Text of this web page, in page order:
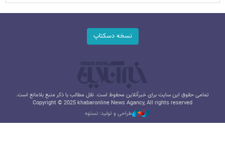
نسخه دسکتاپ
تمامی حقوق این سایت برای خبرآنلاین محفوظ است. نقل مطالب با ذکر منبع بلامانع است.
Copyright © 2025 khabaronline News Agancy, All rights reserved
طراحی و تولید: نستوه